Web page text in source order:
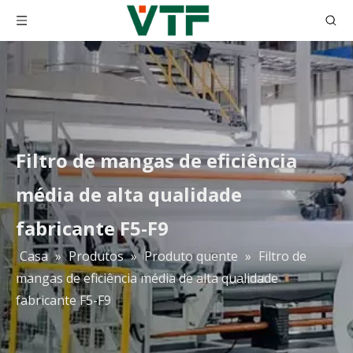
Filtro de mangas de eficiência
média de alta qualidade
fabricante F5-F9
Casa » Produtos » Produto quente » Filtro de
mangas de eficiência média de alta qualidade
fabricante F5-F9
H10 H11 H12 H13 H14 Purificador de ar Hepa Meio filtrante Papel de fibra de vidro Papel de filtro de fibra de vidro HEPA 0,3 mícrons Filtro de papel Hepa plissado Filtro Hepa 99,99%